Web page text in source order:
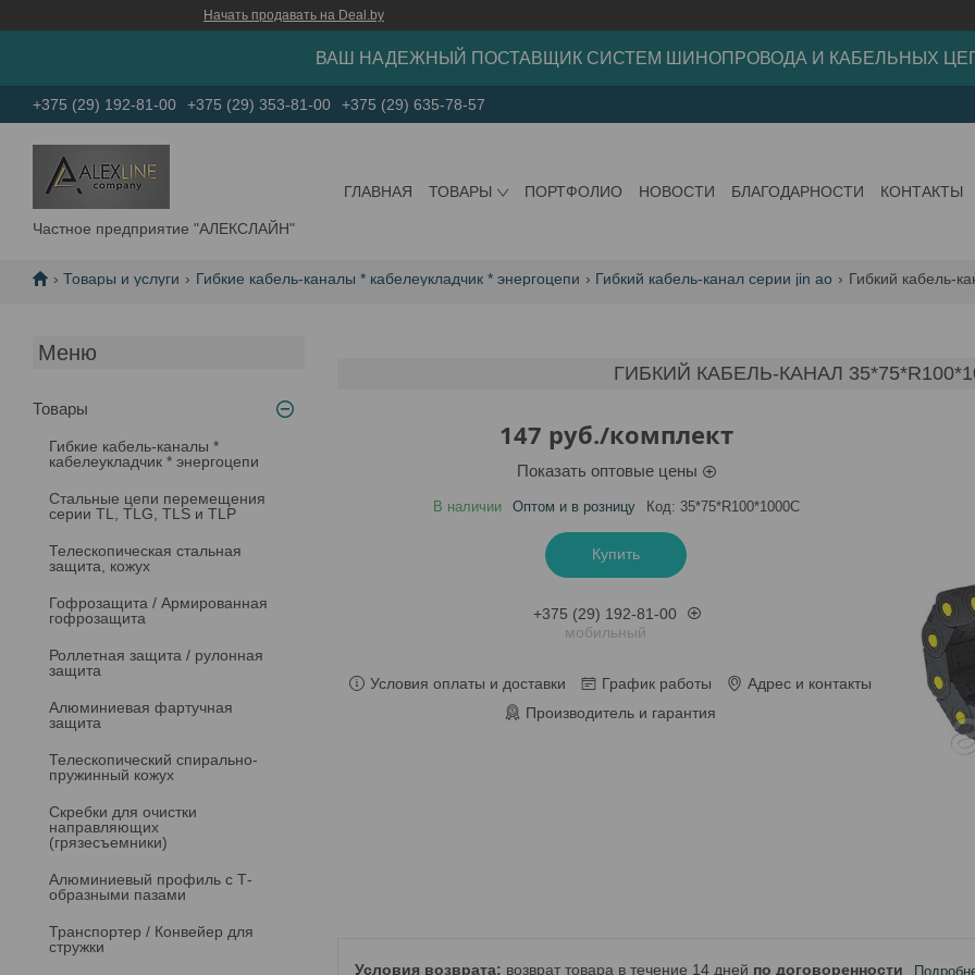
Начать продавать на Deal.by
ВАШ НАДЕЖНЫЙ ПОСТАВЩИК СИСТЕМ ШИНОПРОВОДА И КАБЕЛЬНЫХ
+375 (29) 192-81-00 +375 (29) 353-81-00 +375 (29) 635-78-57
Частное предприятие "АЛЕКСЛАЙН"
ГЛАВНАЯ ТОВАРЫ ПОРТФОЛИО НОВОСТИ БЛАГОДАРНОСТИ КОНТАКТЫ
Товары и услуги Гибкие кабель-каналы * кабелеукладчик * энергоцепи Гибкий кабель-канал серии jin ao Гибкий кабель-
Товары
Гибкие кабель-каналы *
кабелеукладчик * энергоцепи
Стальные цепи перемещения
серии TL, TLG, TLS и TLP
Телескопическая стальная
защита, кожух
Гофрозащита / Армированная
гофрозащита
Роллетная защита / рулонная
защита
Алюминиевая фартучная
защита
Телескопический спирально-
пружинный кожух
Скребки для очистки
направляющих
(грязесъемники)
Алюминиевый профиль с Т-
образными пазами
Транспортер / Конвейер для
стружки
ГИБКИЙ КАБЕЛЬ-КАНАЛ
147 руб./комплект
Показать оптовые цены
В наличии Оптом и в розницу Код: 35*75*R100*1000С
Купить
+375 (29) 192-81-00
мобильный
Условия оплаты и доставки График работы
Адрес и контакты
Производитель и гарантия
возврат товара в течение 14 дней по договоренности